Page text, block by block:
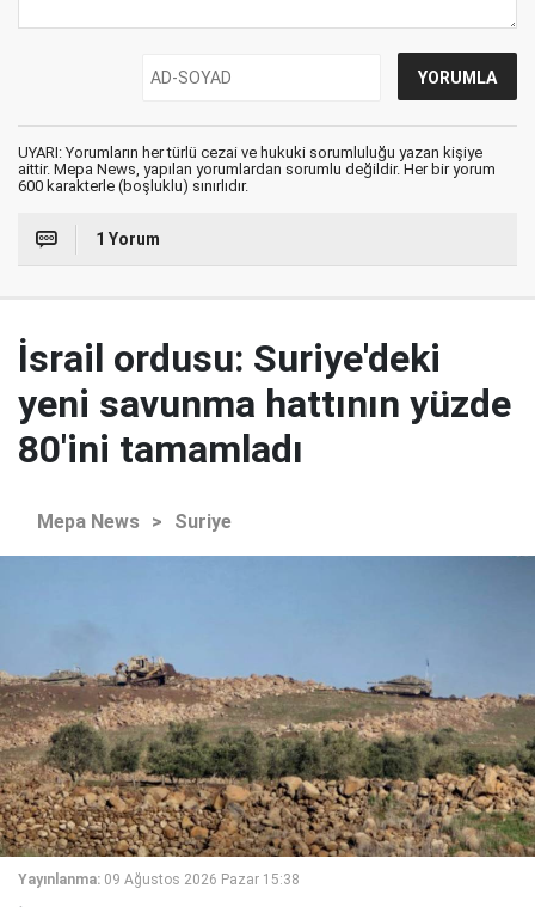
UYARI: Yorumların her türlü cezai ve hukuki sorumluluğu yazan kişiye
aittir. Mepa News, yapılan yorumlardan sorumlu değildir. Her bir yorum
600 karakterle (boşluklu) sınırlıdır.
1 Yorum
İsrail ordusu: Suriye'deki
yeni savunma hattının yüzde
80'ini tamamladı
Mepa News > Suriye
Yayınlanma: 09 Ağustos 2026 Pazar 15:38